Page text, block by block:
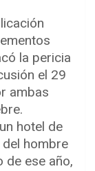
la pericia
el 29
ambas
hotel de
hombre
de ese año,